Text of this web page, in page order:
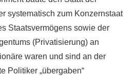
systematisch zum Konzernstaat
Staatsvermögens sowie der
(Privatisierung) an
waren und sind an der
Politiker „übergaben“